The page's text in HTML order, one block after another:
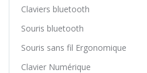
Claviers bluetooth
Souris bluetooth
Souris sans fil Ergonomique
Clavier Numérique